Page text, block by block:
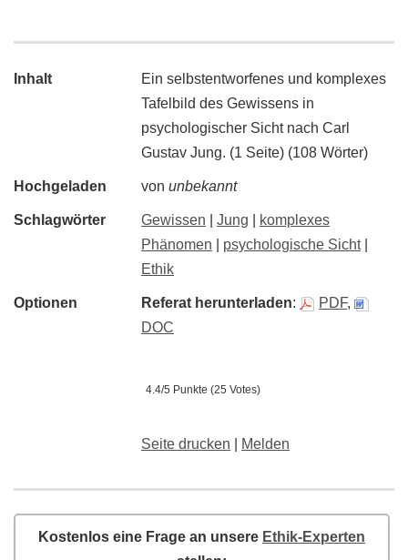
Inhalt
Ein selbstentworfenes und komplexes
Tafelbild des Gewissens in
psychologischer Sicht nach Carl
Gustav Jung. (1 Seite) (108 Wörter)
Hochgeladen von unbekannt
Schlagwörter Gewissen Jung
komplexes
Phänomen
psychologische Sicht|
Ethik
Optionen Referat herunterladen: PDF,
DOC
4.4/5 Punkte (25 Votes)
Seite drucken Melden
Kostenlos eine Frage an unsere Ethik-Experten